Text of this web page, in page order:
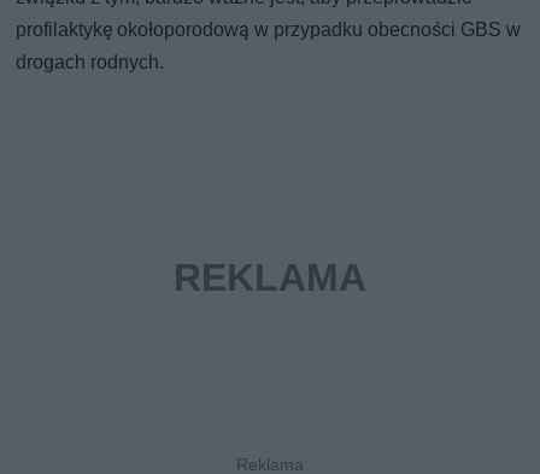
profilaktykę okołoporodową w przypadku obecności GBS w
drogach rodnych.